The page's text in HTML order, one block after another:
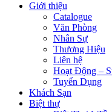
Giới thiệu
Catalogue
Văn Phòng
Nhân Sự
Thương Hiệu
Liên hệ
Hoạt Động –
Tuyển Dụng
Khách Sạn
Biệt thự